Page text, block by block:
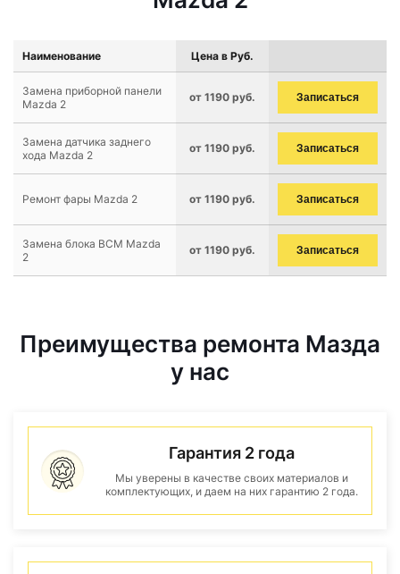
Наименование Цена в Руб.
Замена приборной панели
Mazda 2
от 1190 руб. Записаться
Замена датчика заднего
хода Mazda 2
от 1190 руб. Записаться
Ремонт фары Mazda 2 от 1190 руб. Записаться
Замена блока BCM Mazda
2
от 1190 руб. Записаться
Преимущества ремонта Мазда
у нас
Гарантия 2 года
Мы уверены в качестве своих материалов и
комплектующих, и даем на них гарантию 2 года.